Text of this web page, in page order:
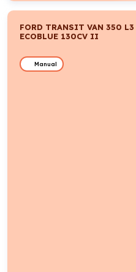
FORD TRANSIT VAN 350
ECOBLUE 130CV II
Manual